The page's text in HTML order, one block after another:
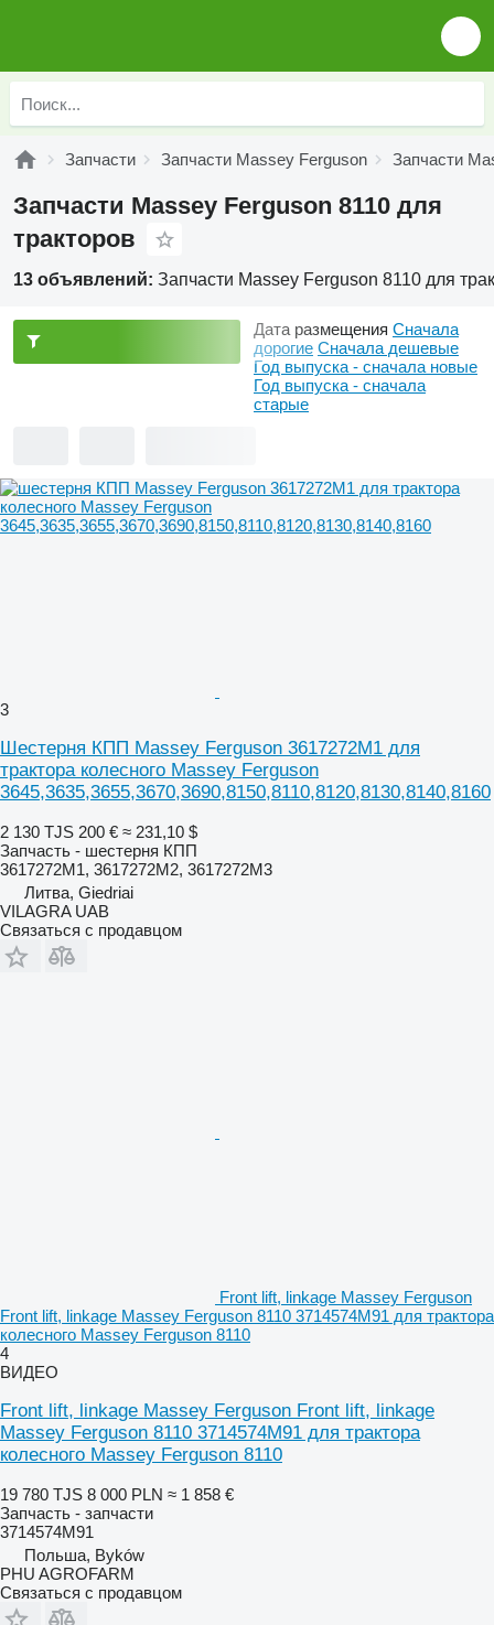
Запчасти Запчасти Massey Ferguson Запчасти
Запчасти Massey Ferguson 8110 для
тракторов
13 объявлений: Запчасти Massey Ferguson 8110 для
Дата размещения Сначала
дорогие Сначала дешевые
Год выпуска - сначала новые
Год выпуска - сначала
старые
3
Шестерня КПП Massey Ferguson 3617272M1 для
трактора колесного Massey Ferguson
3645,3635,3655,3670,3690,8150,8110,8120,8130,8140,8160
2 130 TJS 200 € ≈ 231,10 $
Запчасть - шестерня КПП
3617272M1, 3617272M2, 3617272M3
Литва, Giedriai
VILAGRA UAB
Связаться с продавцом
Front lift, linkage Massey Ferguson
Front lift, linkage Massey Ferguson 8110 3714574M91 для трактора
колесного Massey Ferguson 8110
4
ВИДЕО
Front lift, linkage Massey Ferguson Front lift, linkage
Massey Ferguson 8110 3714574M91 для трактора
колесного Massey Ferguson 8110
19 780 TJS 8 000 PLN ≈ 1 858 €
Запчасть - запчасти
3714574M91
Польша, Byków
PHU AGROFARM
Связаться с продавцом